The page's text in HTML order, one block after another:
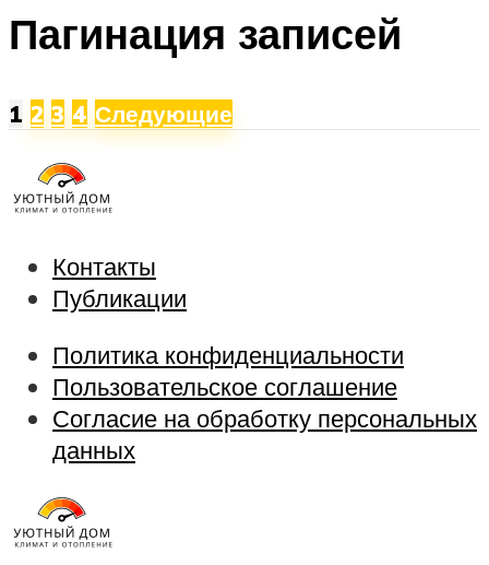
Пагинация записей
1 2 3 4 Следующие
Контакты
Публикации
Политика конфиденциальности
Пользовательское соглашение
Согласие на обработку персональных
данных